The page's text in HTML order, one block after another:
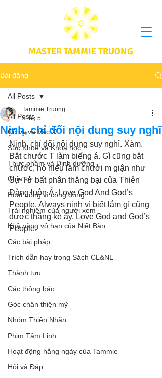
MASTER TAMMIE TRUONG
Bài đăng
All Posts
Cô vy và Vắc X
Sức Khoẻ và Khoa học
Thực phầm và Dinh dưỡng
Chia sẻ
Hoạt động vì cộng đồng
Trải nghiệm của người xem
Khả năng vô hạn của Niết Bàn
Các bài pháp
Trích dẫn hay trong Sách CL&NL
Thành tựu
Các thông báo
Góc chân thiện mỹ
Nhóm Thiên Nhãn
Phim Tâm Linh
Hoạt động hằng ngày của Tammie
Hỏi và Đáp
All Posts
Nịnh, chỉ đổi nội dung suy nghĩ
Tammie Truong
5 thg 5
Nịnh, chỉ đổi nội dung suy nghĩ. Xàm.
Bắt chước T làm biếng á. Gì cũng bắt
chước, nó hiểu lầm chưởi m giận như
Sự Tử bất phân thắng bại của Thiên
Đàng luôn Á. Love God And God’s
People. Always nịnh vì biết lắm gì cũng
được thắng ké ấy. Love God and God’s
People.